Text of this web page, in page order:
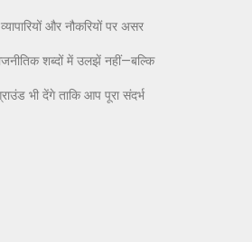
और नौकरियों पर असर
शब्दों में उलझें नहीं—बल्कि
भी देंगे ताकि आप पूरा संदर्भ